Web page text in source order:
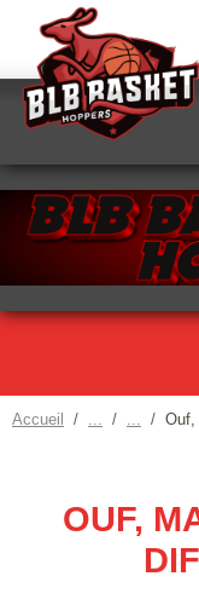
Accueil Ouf,
OUF,
Panneau de gestion